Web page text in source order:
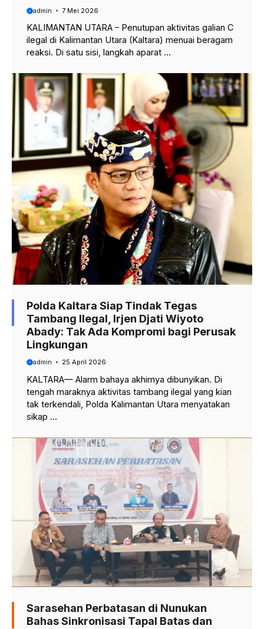
admin 7 Mei 2026
KALIMANTAN UTARA – Penutupan aktivitas galian C
ilegal di Kalimantan Utara (Kaltara) menuai beragam
reaksi. Di satu sisi, langkah aparat ...
Polda Kaltara Siap Tindak Tegas
Tambang Ilegal, Irjen Djati Wiyoto
Abady: Tak Ada Kompromi bagi Perusak
Lingkungan
admin 25 April 2026
KALTARA— Alarm bahaya akhirnya dibunyikan. Di
tengah maraknya aktivitas tambang ilegal yang kian
tak terkendali, Polda Kalimantan Utara menyatakan
sikap ...
Sarasehan Perbatasan di Nunukan
Bahas Sinkronisasi Tapal Batas dan